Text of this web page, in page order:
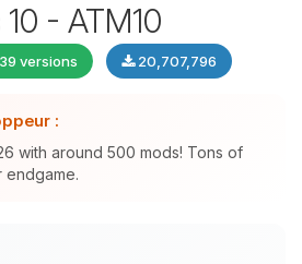
- ATM10
versions 20,707,796
:
with around 500 mods! Tons of
endgame.